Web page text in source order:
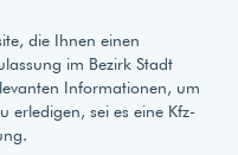
die Ihnen einen
im Bezirk Stadt
Informationen, um
erledigen, sei es eine Kfz-